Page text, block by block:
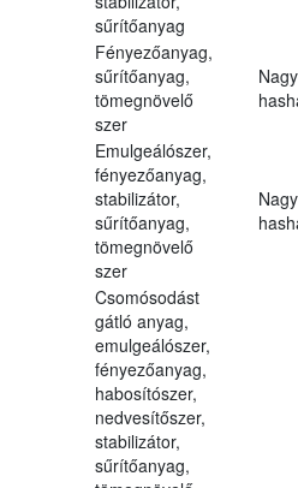
sűrítőanyag
Fényezőanyag,
sűrítőanyag,
tömegnövelő
szer
Emulgeálószer,
fényezőanyag,
stabilizátor,
sűrítőanyag,
tömegnövelő
szer
Csomósodást
gátló anyag,
emulgeálószer,
fényezőanyag,
habosítószer,
nedvesítőszer,
stabilizátor,
sűrítőanyag,